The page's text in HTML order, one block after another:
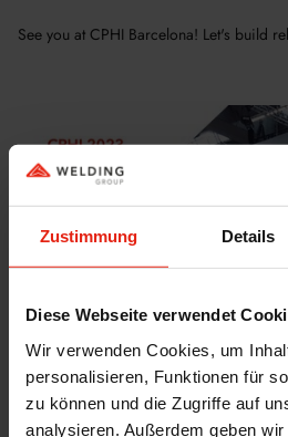
Zustimmung Details
Diese Webseite verwendet
Wir verwenden Cookies, um
personalisieren, Funktionen für
zu können und die Zugriffe auf
analysieren. Außerdem geben
See you at CPHI Barcelona! Let's build